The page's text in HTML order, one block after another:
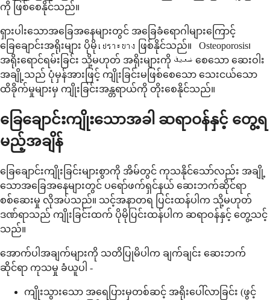
ကို ဖြစ်စေနိုင်သည်။
ရှားပါးသောအခြေအနေများတွင် အခြေခံရောဂါများကြောင့်
ခြေချောင်းအရိုးများ ပိုမိုเปราะบาง ဖြစ်နိုင်သည်။ Osteoporosis၊
အရိုးရောင်ရမ်းခြင်း သို့မဟုတ် အရိုးများကို ضعيف စေသော ဆေးဝါး
အချို့သည် ပုံမှန်အားဖြင့် ကျိုးခြင်းမဖြစ်စေသော သေးငယ်သော
ထိခိုက်မှုများမှ ကျိုးခြင်းအန္တရာယ်ကို တိုးစေနိုင်သည်။
ခြေချောင်းကျိုးသောအခါ ဆရာဝန်နှင့် တွေ့ရ
မည့်အချိန်
ခြေချောင်းကျိုးခြင်းများစွာကို အိမ်တွင် ကုသနိုင်သော်လည်း အချို့
သောအခြေအနေများတွင် ပရော်ဖက်ရှင်နယ် ဆေးဘက်ဆိုင်ရာ
စစ်ဆေးမှု လိုအပ်သည်။ သင့်အနာတရ ပြင်းထန်ပါက သို့မဟုတ်
ဒဏ်ရာသည် ကျိုးခြင်းထက် ပိုမိုပြင်းထန်ပါက ဆရာဝန်နှင့် တွေ့သင့်
သည်။
အောက်ပါအချက်များကို သတိပြုမိပါက ချက်ချင်း ဆေးဘက်
ဆိုင်ရာ ကုသမှု ခံယူပါ -
ကျိုးသွားသော အရေပြားမှတစ်ဆင့် အရိုးပေါ်လာခြင်း (ဖွင့်